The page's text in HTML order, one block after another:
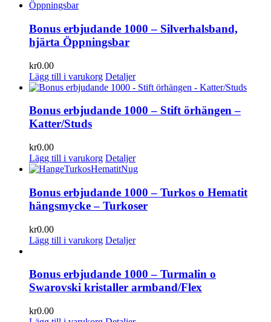
Bonus erbjudande 1000 – Silverhalsband,
hjärta Öppningsbar
kr0.00
Lägg till i varukorg Detaljer
Bonus erbjudande 1000 – Stift örhängen –
Katter/Studs
kr0.00
Lägg till i varukorg Detaljer
Bonus erbjudande 1000 – Turkos o Hematit
hängsmycke – Turkoser
kr0.00
Lägg till i varukorg Detaljer
Bonus erbjudande 1000 – Turmalin o
Swarovski kristaller armband/Flex
kr0.00